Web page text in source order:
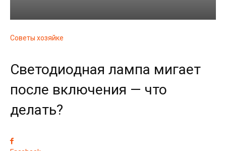
Советы хозяйке
Светодиодная лампа мигает
после включения — что
делать?